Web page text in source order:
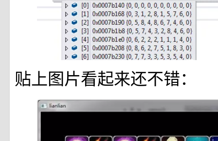
贴上图片看起来还不错：